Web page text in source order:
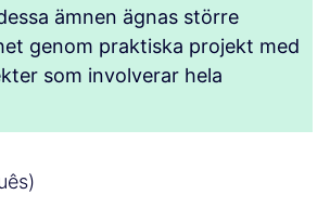
ämnen ägnas större
genom praktiska projekt med
som involverar hela